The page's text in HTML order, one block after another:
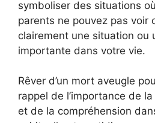
symboliser des situations
parents ne pouvez pas voir
clairement une situation ou
importante dans votre vie.
Rêver d’un mort aveugle
rappel de l’importance de
et de la compréhension